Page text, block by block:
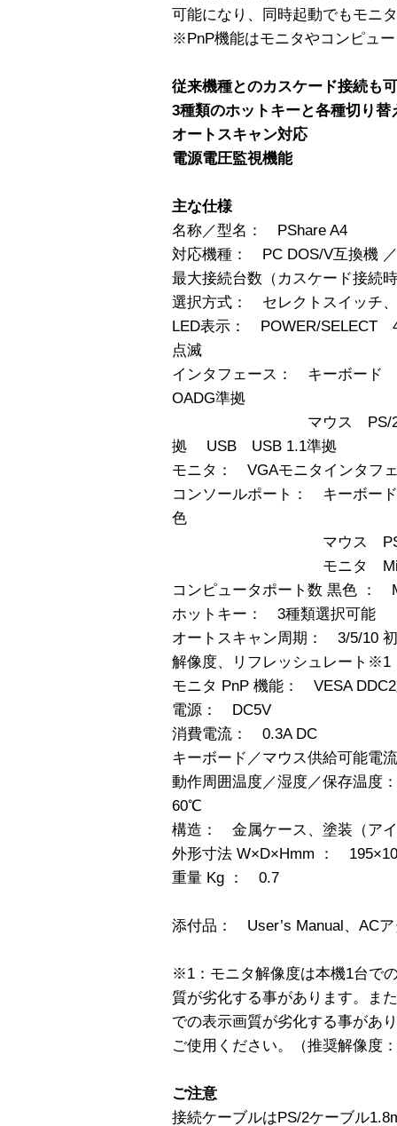
可能になり、同時起動でもモニ
※PnP機能はモニタやコンピュ
従来機種とのカスケード接続も
3種類のホットキーと各種切り替
オートスキャン対応
電源電圧監視機能
主な仕様
名称／型名： PShare A4
対応機種： PC DOS/V互換機
最大接続台数（カスケード接続
選択方式： セレクトスイッチ
LED表示： POWER/SELECT
点滅
インタフェース： キーボード
OADG準拠
マウス PS/2マウス・
拠 USB USB 1.1準拠
モニタ： VGAモニタインタフ
コンソールポート： キーボー
色
マウス PS/2、Mini
モニタ Mini D-SUB
コンピュータポート数 黒色 ：
ホットキー： 3種類選択可能
オートスキャン周期： 3/5/10
解像度、リフレッシュレート※1
モニタ PnP 機能： VESA
電源： DC5V
消費電流： 0.3A DC
キーボード／マウス供給可能電
動作周囲温度／湿度／保存温
60℃
構造： 金属ケース、塗装（ア
外形寸法 W×D×Hmm ：
重量 Kg ： 0.7
添付品： User’s Manual、AC
※1：モニタ解像度は本機1台で
質が劣化する事があります。ま
での表示画質が劣化する事があ
ご使用ください。（推奨解像度
ご注意
接続ケーブルはPS/2ケーブル